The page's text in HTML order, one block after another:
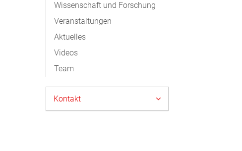
Wissenschaft und Forschung
Veranstaltungen
Aktuelles
Videos
Team
Kontakt